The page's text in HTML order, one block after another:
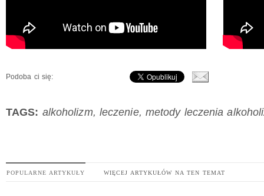
Podoba ci się:
TAGS: alkoholizm, leczenie, metody leczenia
POPULARNE ARTYKUŁY WIĘCEJ ARTYKUŁÓW NA TEN TEMAT